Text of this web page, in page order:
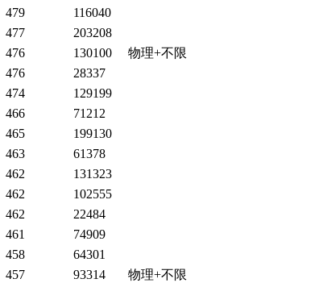
479
116040
477
203208
476 130100
物理+不限
476
28337
474
129199
466
71212
465
199130
463
61378
462
131323
462
102555
462
22484
461
74909
458
64301
457 93314
物理+不限